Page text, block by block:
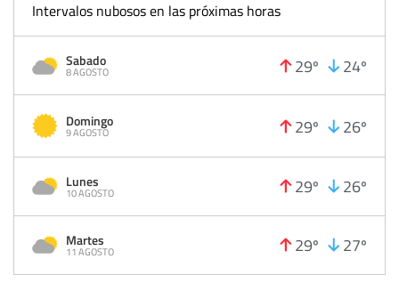
Intervalos nubosos en las próximas horas
Sabado
8 AGOSTO 29º 24º
Domingo
9 AGOSTO 29º 26º
Lunes
10 AGOSTO 29º 26º
Martes
11 AGOSTO 29º 27º